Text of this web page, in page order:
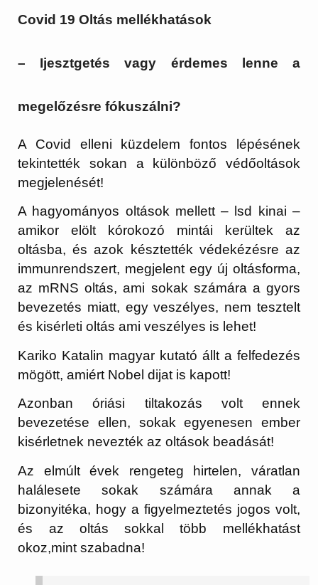
Covid 19Oltás mellékhatások
– Ijesztgetés vagy érdemes lenne a
megelőzésre fókuszálni?
A Covid elleni küzdelem fontos lépésének
tekintették sokan a különböző védőoltások
megjelenését!
A hagyományos oltások mellett – lsd kinai –
amikor elölt kórokozó mintái kerültek az
oltásba, és azok késztették védekézésre az
immunrendszert, megjelent egy új oltásforma,
az mRNS oltás, ami sokak számára a gyors
bevezetés miatt, egy veszélyes, nem tesztelt
és kisérleti oltás ami veszélyes is lehet!
Kariko Katalin magyar kutató állt a felfedezés
mögött, amiért Nobel dijat is kapott!
Azonban óriási tiltakozás volt ennek
bevezetése ellen, sokak egyenesen ember
kisérletnek nevezték az oltások beadását!
Az elmúlt évek rengeteg hirtelen, váratlan
halálesete sokak számára annak a
bizonyitéka, hogy a figyelmeztetés jogos volt,
és az oltás sokkal több mellékhatást
okoz,mint szabadna!